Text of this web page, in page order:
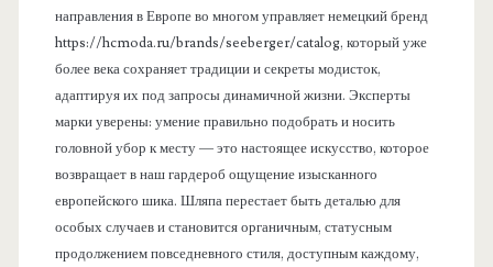
направления в Европе во многом управляет немецкий бренд
https://hcmoda.ru/brands/seeberger/catalog, который уже
более века сохраняет традиции и секреты модисток,
адаптируя их под запросы динамичной жизни. Эксперты
марки уверены: умение правильно подобрать и носить
головной убор к месту — это настоящее искусство, которое
возвращает в наш гардероб ощущение изысканного
европейского шика. Шляпа перестает быть деталью для
особых случаев и становится органичным, статусным
продолжением повседневного стиля, доступным каждому,